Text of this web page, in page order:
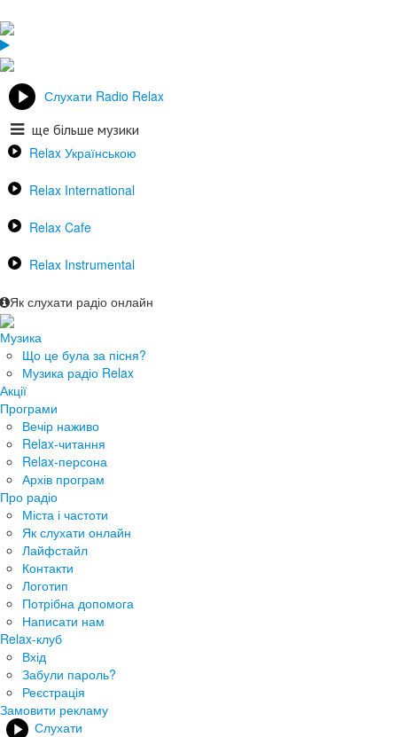
Слухати Radio Relax
ще більше музики
Relax Українською
Relax International
Relax Cafe
Relax Instrumental
Як слухати радіо онлайн
Музика
Що це була за пісня?
Музика радіо Relax
Акції
Програми
Вечір наживо
Relax-читання
Relax-персона
Архів програм
Про радіо
Міста і частоти
Як слухати онлайн
Лайфстайл
Контакти
Логотип
Потрібна допомога
Написати нам
Relax-клуб
Вхід
Забули пароль?
Реєстрація
Замовити рекламу
Слухати